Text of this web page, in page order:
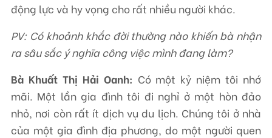
động lực và hy vọng cho rất nhiều người khác.
PV: Có khoảnh khắc đời thường nào khiến bà nhận
ra sâu sắc ý nghĩa công việc mình đang làm?
Bà Khuất Thị Hải Oanh: Có một kỷ niệm tôi nhớ
mãi. Một lần gia đình tôi đi nghỉ ở một hòn đảo
nhỏ, nơi còn rất ít dịch vụ du lịch. Chúng tôi ở nhà
của một gia đình địa phương, do một người quen